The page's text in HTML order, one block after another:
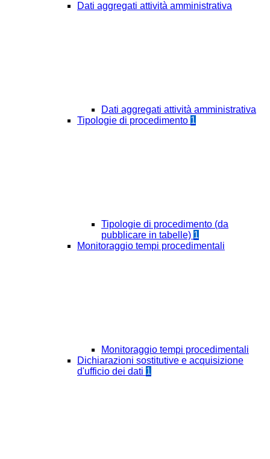
Dati aggregati attività amministrativa
Dati aggregati attività amministrativa
Tipologie di procedimento 1
Tipologie di procedimento (da
pubblicare in tabelle) 1
Monitoraggio tempi procedimentali
Monitoraggio tempi procedimentali
Dichiarazioni sostitutive e acquisizione
d'ufficio dei dati 1